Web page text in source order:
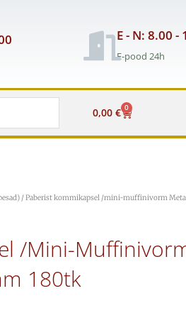
E - N: 8.00 -
E-pood 24h
0,00 € 0
Cart
/ Paberist kommikapsel /mini-muffinivorm
/mini-
180tk